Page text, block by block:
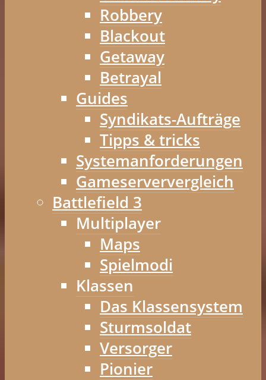
Robbery
Blackout
Getaway
Betrayal
Guides
Syndikats-Aufträge
Tipps & tricks
Systemanforderungen
Gameserververgleich
Battlefield 3
Multiplayer
Maps
Spielmodi
Klassen
Das Klassensystem
Sturmsoldat
Versorger
Pionier